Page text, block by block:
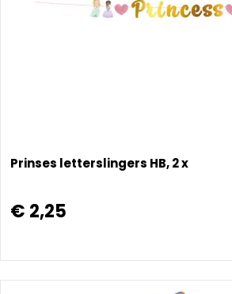
Prinses letterslingers HB, 2 x
€ 2,25